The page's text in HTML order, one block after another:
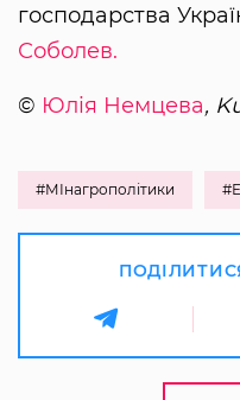
господарства
Соболев.
© Юлія Немцева,
#МІнагрополітики